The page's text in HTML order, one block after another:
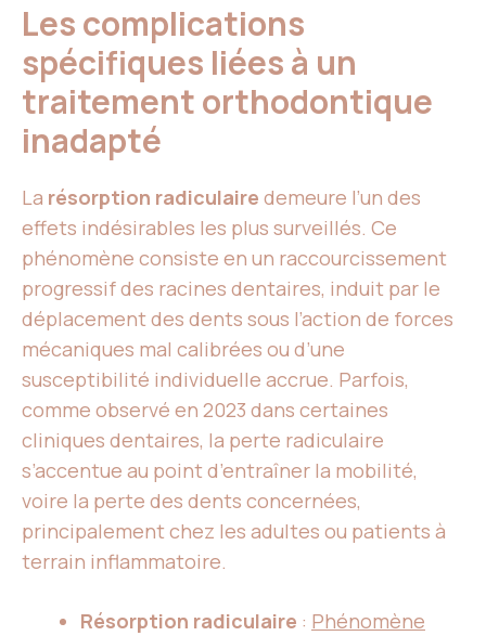
Les complications
spécifiques liées à un
traitement orthodontique
inadapté
La résorption radiculaire demeure l’un des
effets indésirables les plus surveillés. Ce
phénomène consiste en un raccourcissement
progressif des racines dentaires, induit par le
déplacement des dents sous l’action de forces
mécaniques mal calibrées ou d’une
susceptibilité individuelle accrue. Parfois,
comme observé en 2023 dans certaines
cliniques dentaires, la perte radiculaire
s’accentue au point d’entraîner la mobilité,
voire la perte des dents concernées,
principalement chez les adultes ou patients à
terrain inflammatoire.
Résorption radiculaire : Phénomène